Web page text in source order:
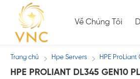
Về Chúng Tôi
Trang chủ / Hpe Servers / HPE ProLiant
HPE PROLIANT DL345 GEN10